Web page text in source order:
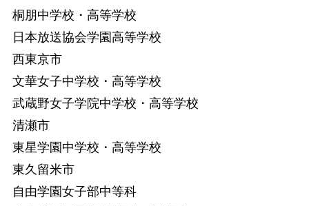
桐朋中学校・高等学校
日本放送協会学園高等学校
西東京市
文華女子中学校・高等学校
武蔵野女子学院中学校・高等学校
清瀬市
東星学園中学校・高等学校
東久留米市
自由学園女子部中等科